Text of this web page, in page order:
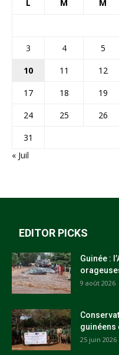
L M M
3
4 5
10
11 12
17
18 19
24
25 26
31
« Juil
EDITOR PICKS
Guinée :
9 août 2026
guinéens
25 juin 2026